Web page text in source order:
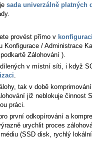
sada univerzálně platných
provést přímo v
Konfigurace / Administrace
Zálohování ).
v místní síti, i když
tak v době
již neblokuje činnost
práci.
první odkopírování a
urychlit proces
(SSD disk, rychlý lokální